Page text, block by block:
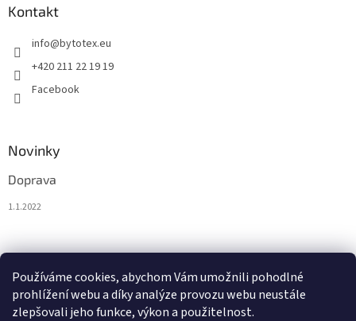
Používáme cookies, abychom Vám umožnili pohodlné
prohlížení webu a díky analýze provozu webu neustále
zlepšovali jeho funkce, výkon a použitelnost.
Kontakt
info@bytotex.eu
+420 211 22 19 19
Facebook
Novinky
Doprava
1.1.2022
0KS /0 €